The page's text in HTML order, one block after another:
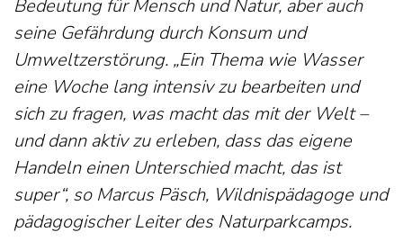
Bedeutung für Mensch und Natur, aber auch
seine Gefährdung durch Konsum und
Umweltzerstörung. „Ein Thema wie Wasser
eine Woche lang intensiv zu bearbeiten und
sich zu fragen, was macht das mit der Welt –
und dann aktiv zu erleben, dass das eigene
Handeln einen Unterschied macht, das ist
super“, so Marcus Päsch, Wildnispädagoge und
pädagogischer Leiter des Naturparkcamps.